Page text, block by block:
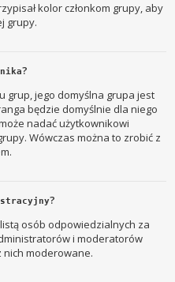
kolor członkom grupy, aby
grupy.
?
grup, jego domyślna grupa jest
będzie domyślnie dla niego
nadać użytkownikowi
Wówczas można to zrobić z
?
osób odpowiedzialnych za
i moderatorów
moderowane.